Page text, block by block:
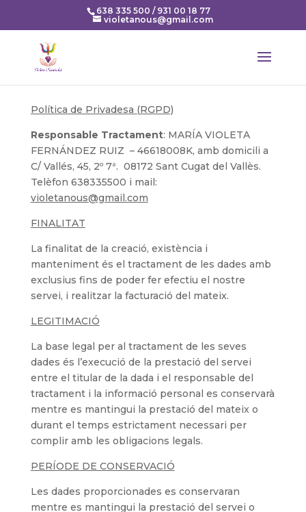
638 335 500 / 931 00 18 77
violetanous@gmail.com
Política de Privadesa (RGPD)
Responsable Tractament: MARÍA VIOLETA
FERNÁNDEZ RUIZ – 46618008K, amb domicili a
C/ Vallés, 45, 2º 7ª. 08172 Sant Cugat del Vallès.
Telèfon 638335500 i mail:
violetanous@gmail.com
FINALITAT
La finalitat de la creació, existència i
manteniment és el tractament de les dades amb
exclusius fins de poder fer efectiu el nostre
servei, i realitzar la facturació del mateix.
LEGITIMACIÓ
La base legal per al tractament de les seves
dades és l’execució de la prestació del servei
entre el titular de la dada i el responsable del
tractament i la informació personal es conservarà
mentre es mantingui la prestació del mateix o
durant el temps estrictament necessari per
complir amb les obligacions legals.
PERÍODE DE CONSERVACIÓ
Les dades proporcionades es conservaran
mentre es mantingui la prestació del servei o